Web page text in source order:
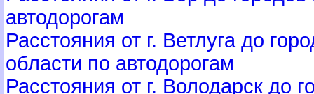
автодорогам
Расстояния от г. Ветлуга до
области по автодорогам
Расстояния от г. Володарск до